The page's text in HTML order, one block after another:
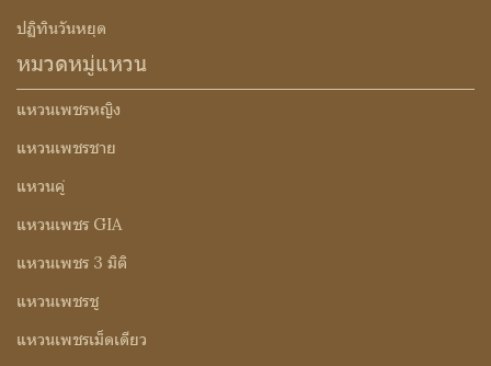
ปฏิทินวันหยุด
หมวดหมู่แหวน
แหวนเพชรหญิง
แหวนเพชรชาย
แหวนคู่
แหวนเพชร GIA
แหวนเพชร 3 มิติ
แหวนเพชรชู
แหวนเพชรเม็ดเดียว